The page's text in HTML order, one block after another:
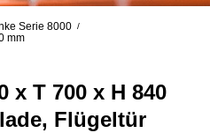
Serie 8000 /
mm
x T 700 x H 840
Flügeltür